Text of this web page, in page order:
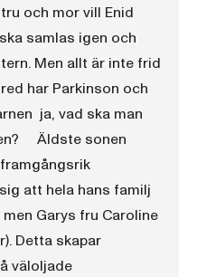
och mor vill Enid
samlas igen och
Men allt är inte frid
har Parkinson och
 ja, vad ska man
Äldste sonen
att hela hans familj
Garys fru Caroline
Detta skapar
väloljade